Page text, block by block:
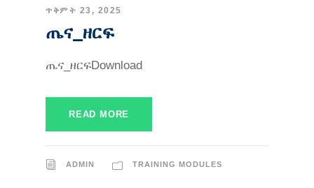
ጥቅምት 23, 2025
ጤና_ዘርፍ
ጤና_ዘርፍDownload
READ MORE
ADMIN TRAINING MODULES